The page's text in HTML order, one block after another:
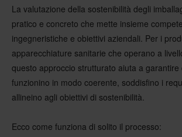
La valutazione della sostenibilità degli
pratico e concreto che mette insieme
ingegneristiche e obiettivi aziendali. Per i
apparecchiature sanitarie che operano a
questo approccio strutturato aiuta a garantire
funzionino in modo coerente, soddisfino i
allineino agli obiettivi di sostenibilità.
Ecco come funziona di solito il processo: